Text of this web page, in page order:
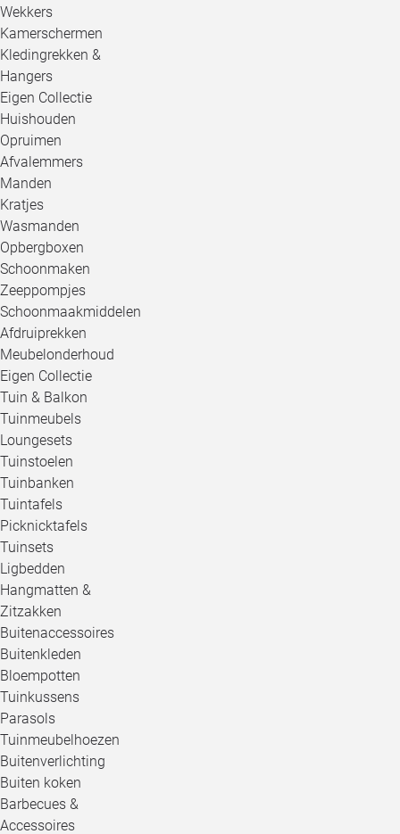
Wekkers
Kamerschermen
Kledingrekken &
Hangers
Eigen Collectie
Huishouden
Opruimen
Afvalemmers
Manden
Kratjes
Wasmanden
Opbergboxen
Schoonmaken
Zeeppompjes
Schoonmaakmiddelen
Afdruiprekken
Meubelonderhoud
Eigen Collectie
Tuin & Balkon
Tuinmeubels
Loungesets
Tuinstoelen
Tuinbanken
Tuintafels
Picknicktafels
Tuinsets
Ligbedden
Hangmatten &
Zitzakken
Buitenaccessoires
Buitenkleden
Bloempotten
Tuinkussens
Parasols
Tuinmeubelhoezen
Buitenverlichting
Buiten koken
Barbecues &
Accessoires